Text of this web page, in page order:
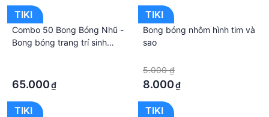
TIKI
Combo 50 Bong Bóng Nhũ -
Bong bóng trang trí sinh
65.000₫
TIKI
Bong bóng nhôm hình tim và
sao
5.000 ₫
8.000₫
TIKI TIKI